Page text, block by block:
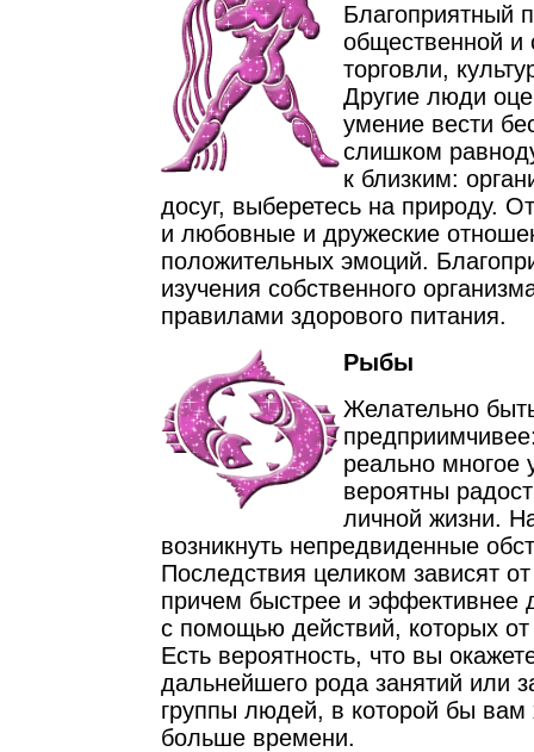
Благоприятный
общественной и
торговли,
Другие люди
умение вести
слишком
к близким:
досуг, выберетесь на природу.
и любовные и дружеские
положительных эмоций.
изучения собственного
правилами здорового питания.
Рыбы
Желательно
реально многое
вероятны
личной жизни.
возникнуть непредвиденные
Последствия целиком зависят
причем быстрее и эффективнее
с помощью действий, которых от
Есть вероятность, что вы
дальнейшего рода занятий или
группы людей, в которой бы вам
больше времени.